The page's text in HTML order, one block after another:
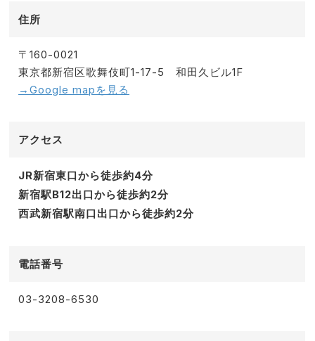
住所
〒160-0021
東京都新宿区歌舞伎町1-17-5 和田久ビル1F
→Google mapを見る
アクセス
JR新宿東口から徒歩約4分
新宿駅B12出口から徒歩約2分
西武新宿駅南口出口から徒歩約2分
電話番号
03-3208-6530